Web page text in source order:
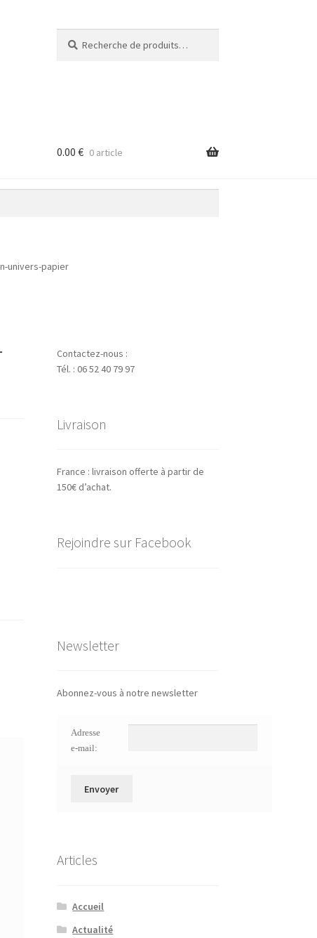
pour :
0.00 € 0 article
univers-papier
Contactez-nous :
Tél. : 06 52 40 79 97
Livraison
France : livraison offerte à partir de
150€ d’achat.
Rejoindre sur Facebook
Newsletter
Abonnez-vous à notre newsletter
Adresse
e-mail:
Articles
Accueil
Actualité